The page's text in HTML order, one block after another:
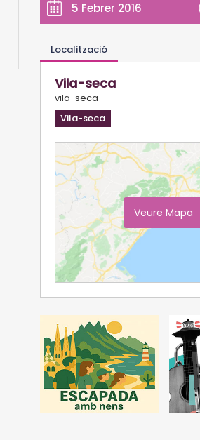
5 Febrer 2016
Localització
Vila-seca
vila-seca
Vila-seca
Veure Mapa